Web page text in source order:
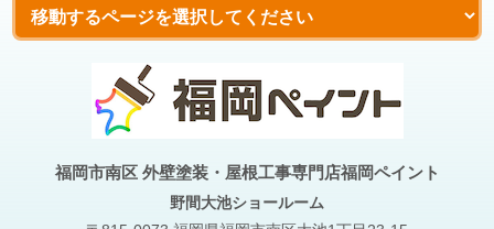
福岡市南区 外壁塗装・屋根工事専門店福岡ペイント
野間大池ショールーム